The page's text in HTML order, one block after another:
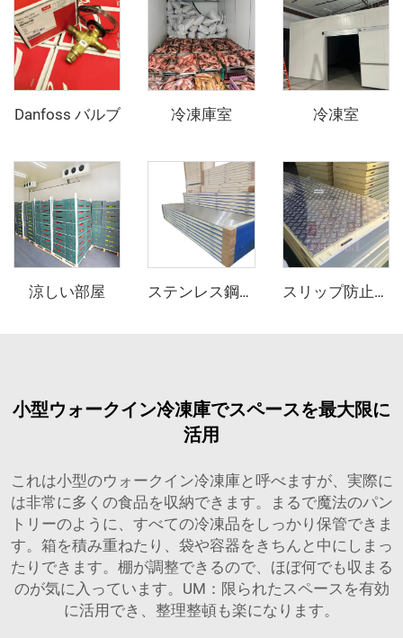
Danfoss バルブ 冷凍庫室 冷凍室
涼しい部屋 ステンレス鋼PUサンドイッチパネル スリップ防止アルミニウムPUサンドイッチパネル
小型ウォークイン冷凍庫でスペースを最大限に
活用
これは小型のウォークイン冷凍庫と呼べますが、実際に
は非常に多くの食品を収納できます。まるで魔法のパン
トリーのように、すべての冷凍品をしっかり保管できま
す。箱を積み重ねたり、袋や容器をきちんと中にしまっ
たりできます。棚が調整できるので、ほぼ何でも収まる
のが気に入っています。UM：限られたスペースを有効
に活用でき、整理整頓も楽になります。